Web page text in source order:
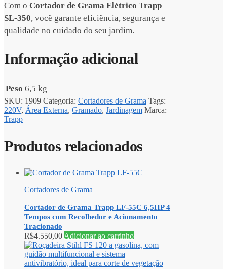
Com o Cortador de Grama Elétrico Trapp
SL-350, você garante eficiência, segurança e
qualidade no cuidado do seu jardim.
Informação adicional
Peso 6,5 kg
SKU: 1909 Categoria: Cortadores de Grama Tags:
220V, Área Externa, Gramado, Jardinagem Marca:
Trapp
Produtos relacionados
Cortadores de Grama
Cortador de Grama Trapp LF-55C 6,5HP 4
Tempos com Recolhedor e Acionamento
Tracionado
R$4.550,00 Adicionar ao carrinho